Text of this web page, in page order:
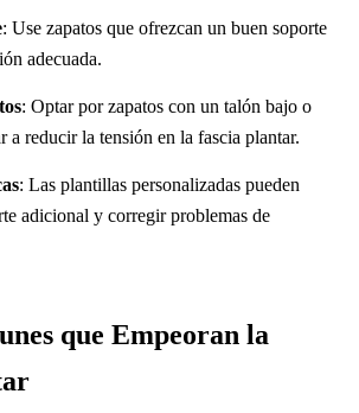
: Use zapatos que ofrezcan un buen soporte
adecuada.
: Optar por zapatos con un talón bajo o
a reducir la tensión en la fascia plantar.
: Las plantillas personalizadas pueden
adicional y corregir problemas de
que Empeoran la